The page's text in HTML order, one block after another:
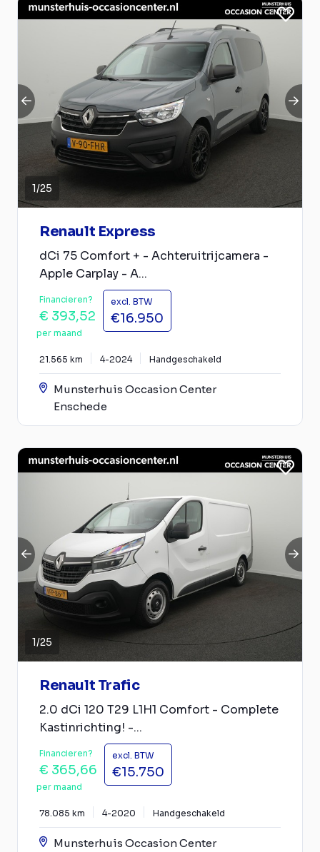
1/25
Renault Express
dCi 75 Comfort + - Achteruitrijcamera -
Apple Carplay - A...
Financieren?
€ 393,52
per maand
excl. BTW
€16.950
21.565 km 4-2024 Handgeschakeld
Munsterhuis Occasion Center
Enschede
1/25
Renault Trafic
2.0 dCi 120 T29 L1H1 Comfort - Complete
Kastinrichting! -...
Financieren?
€ 365,66
per maand
excl. BTW
€15.750
78.085 km 4-2020 Handgeschakeld
Munsterhuis Occasion Center